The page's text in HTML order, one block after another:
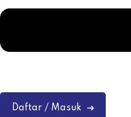
Daftar / Masuk